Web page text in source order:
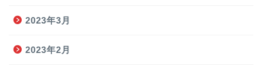
2023年3月
2023年2月